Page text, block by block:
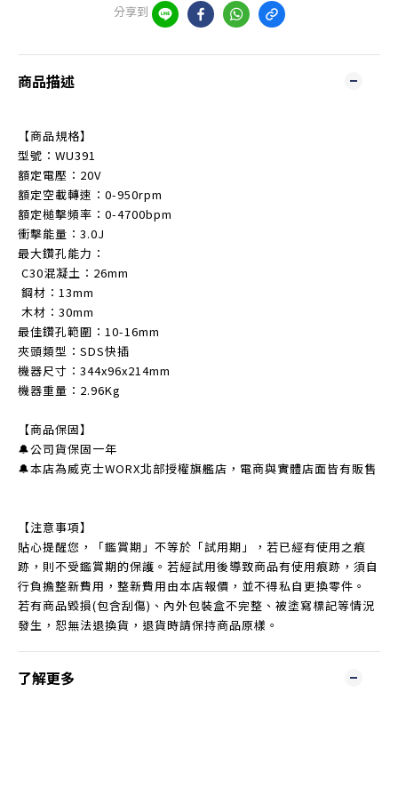
分享到
商品描述
【商品規格】
型號：WU391
額定電壓：20V
額定空載轉速：0-950rpm
額定槌擊頻率：0-4700bpm
衝擊能量：3.0J
最大鑽孔能力：
C30混凝土：26mm
鋼材：13mm
木材：30mm
最佳鑽孔範圍：10-16mm
夾頭類型：SDS快插
機器尺寸：344x96x214mm
機器重量：2.96Kg
【商品保固】
🔔公司貨保固一年
🔔本店為威克士WORX北部授權旗艦店，電商與實體店面皆有販售
【注意事項】
貼心提醒您，「鑑賞期」不等於「試用期」，若已經有使用之痕
跡，則不受鑑賞期的保護。若經試用後導致商品有使用痕跡，須自
行負擔整新費用，整新費用由本店報價，並不得私自更換零件。
若有商品毀損(包含刮傷)、內外包裝盒不完整、被塗寫標記等情況
發生，恕無法退換貨，退貨時請保持商品原樣。
了解更多